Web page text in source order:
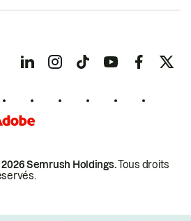
Semrush Holdings.Tous droits